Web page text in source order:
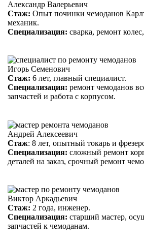
Александр Валерьевич
Стаж: Опыт починки чемоданов
механик.
Специализация: сварка, ремонт
Игорь Семенович
Стаж: 6 лет, главный специалист.
Специализация: ремонт чемоданов
запчастей и работа с корпусом.
Андрей Алексеевич
Стаж: 8 лет, опытный токарь и
Специализация: сложный ремонт
деталей на заказ, срочный ремонт
Виктор Аркадьевич
Стаж: 2 года, инженер.
Специализация: старший мастер,
запчастей к чемоданам.